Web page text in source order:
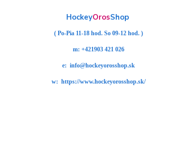
HockeyOrosShop
( Po-Pia 11-18 hod. So 09-12 hod. )
m: +421903 421 026
e: info@hockeyorosshop.sk
w: https://www.hockeyorosshop.sk/